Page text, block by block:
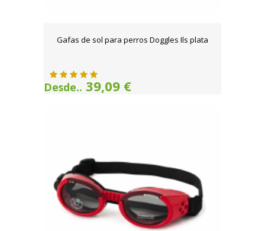
Gafas de sol para perros Doggles Ils plata
Desde.. 39,09 €